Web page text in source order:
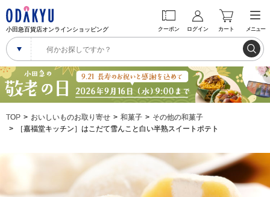
小田急百貨店オンラインショッピング クーポン ログイン カート メニュー
TOP おいしいものお取り寄せ 和菓子
その他の和菓子
［嘉福堂キッチン］はこだて雪んこと白い半熟スイートポテト